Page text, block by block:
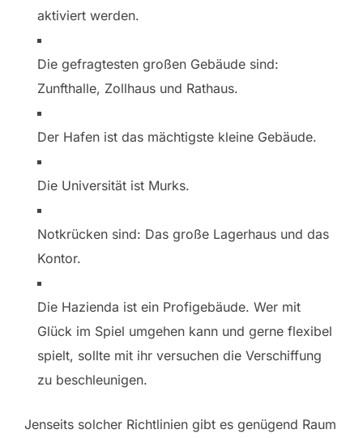
aktiviert werden.
Die gefragtesten großen Gebäude sind:
Zunfthalle, Zollhaus und Rathaus.
Der Hafen ist das mächtigste kleine Gebäude.
Die Universität ist Murks.
Notkrücken sind: Das große Lagerhaus und das
Kontor.
Die Hazienda ist ein Profigebäude. Wer mit
Glück im Spiel umgehen kann und gerne flexibel
spielt, sollte mit ihr versuchen die Verschiffung
zu beschleunigen.
Jenseits solcher Richtlinien gibt es genügend Raum